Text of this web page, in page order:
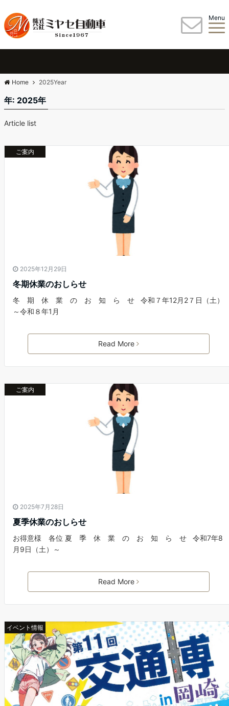
Menu
Home 2025Year
年: 2025年
Article list
ご案内
2025年12月29日
冬期休業のおしらせ
冬 期 休 業 の お 知 ら せ 令和７年12月2７日（土）
～令和８年1月
Read More
ご案内
2025年7月28日
夏季休業のおしらせ
お得意様 各位 夏 季 休 業 の お 知 ら せ 令和7年8
月9日（土）～
Read More
イベント情報